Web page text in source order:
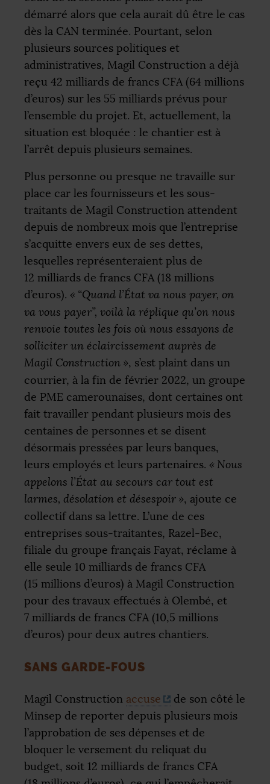
démarré alors que cela aurait dû être le cas
dès la CAN terminée. Pourtant, selon
plusieurs sources politiques et
administratives, Magil Construction a déjà
reçu 42 milliards de francs CFA(64 millions
d’euros) sur les 55 milliards prévus pour
l’ensemble du projet. Et, actuellement, la
situation est bloquée : le chantier est à
l’arrêt depuis plusieurs semaines.
Plus personne ou presque ne travaille sur
place car les fournisseurs et les sous-
traitants de Magil Construction attendent
depuis de nombreux mois que l’entreprise
s’acquitte envers eux de ses dettes,
lesquelles représenteraient plus de
12 milliards de francs CFA(18 millions
d’euros). « “Quand l’État va nous payer, on
va vous payer”, voilà la réplique qu’on nous
renvoie toutes les fois où nous essayons de
solliciter un éclaircissement auprès de
Magil Construction », s’est plaint dans un
courrier, à la fin de février 2022, un groupe
de PME camerounaises, dont certaines ont
fait travailler pendant plusieurs mois des
centaines de personnes et se disent
désormais pressées par leurs banques,
leurs employés et leurs partenaires. « Nous
appelons l’État au secours car tout est
larmes, désolation et désespoir », ajoute ce
collectif dans sa lettre. L’une de ces
entreprises sous-traitantes, Razel-Bec,
filiale du groupe français Fayat, réclame à
elle seule 10 milliards de francs CFA
(15 millions d’euros) à Magil Construction
pour des travaux effectués à Olembé, et
7 milliards de francs CFA(10,5 millions
d’euros) pour deux autres chantiers.
SANS GARDE-FOUS
Magil Construction accuse
de son côté le
Minsep de reporter depuis plusieurs mois
l’approbation de ses dépenses et de
bloquer le versement du reliquat du
budget, soit 12 milliards de francs CFA